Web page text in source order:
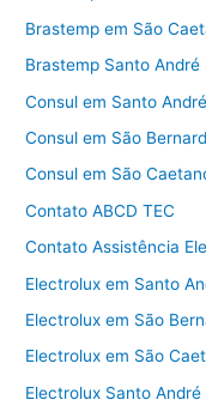
Brastemp em São
Brastemp Santo
Consul em Santo André
Consul em São
Consul em São
Contato ABCD TEC
Contato Assistência
Electrolux em Santo
Electrolux em São
Electrolux em São
Electrolux Santo